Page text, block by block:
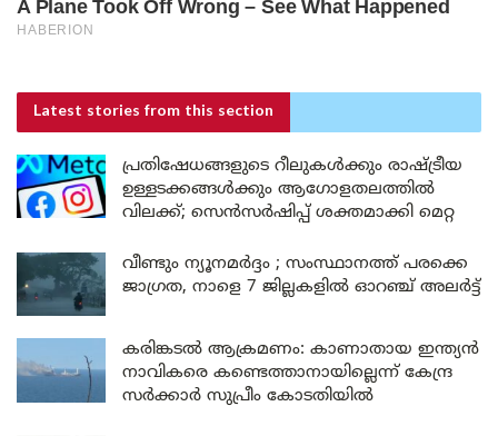
Latest stories from this section
പ്രതിഷേധങ്ങളുടെ റീലുകൾക്കും രാഷ്ട്രീയ
ഉള്ളടക്കങ്ങൾക്കും ആഗോളതലത്തിൽ
വിലക്ക്; സെൻസർഷിപ്പ് ശക്തമാക്കി മെറ്റ
വീണ്ടും ന്യൂനമർദ്ദം ; സംസ്ഥാനത്ത് പരക്കെ
ജാഗ്രത, നാളെ 7 ജില്ലകളിൽ ഓറഞ്ച് അലർട്ട്
കരിങ്കടൽ ആക്രമണം: കാണാതായ ഇന്ത്യൻ
നാവികരെ കണ്ടെത്താനായില്ലെന്ന് കേന്ദ്ര
സർക്കാർ സുപ്രീം കോടതിയിൽ